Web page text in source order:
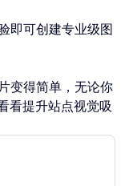
即可创建专业级图
变得简单，无论你
看提升站点视觉吸